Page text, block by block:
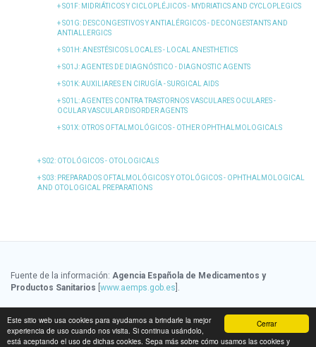
Cerrar
Este sitio web usa cookies para ayudarnos a brindarle la mejor
experiencia de uso cuando nos visita. Si continua usándolo,
está aceptando el uso de dichas cookies. Sepa más sobre cómo usamos las cookies y
S01F: MIDRIÁTICOS Y CICLOPLÉJICOS - MYDRIATICS AND CYCLOPLEGICS
S01G: DESCONGESTIVOS Y ANTIALÉRGICOS - DECONGESTANTS AND
ANTIALLERGICS
S01H: ANESTÉSICOS LOCALES - LOCAL ANESTHETICS
S01J: AGENTES DE DIAGNÓSTICO - DIAGNOSTIC AGENTS
S01K: AUXILIARES EN CIRUGÍA - SURGICAL AIDS
S01L : AGENTES CONTRA TRASTORNOS VASCULARES OCULARES -
OCULAR VASCULAR DISORDER AGENTS
S01X: OTROS OFTALMOLÓGICOS - OTHER OPHTHALMOLOGICALS
S02: OTOLÓGICOS - OTOLOGICALS
S03: PREPARADOS OFTALMOLÓGICOS Y OTOLÓGICOS - OPHTHALMOLOGICAL
AND OTOLOGICAL PREPARATIONS
Fuente de la información: Agencia Española de Medicamentos y
Productos Sanitarios www.aemps.gob.es ].
Ministerio de Sanidad, Servicios
Sociales e Igualdad[ www.msssi.gob.es]